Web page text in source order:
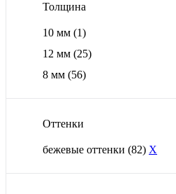
Толщина
10 мм (1)
12 мм (25)
8 мм (56)
Оттенки
бежевые оттенки (82) X